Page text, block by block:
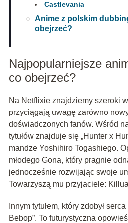
Castlevania
Anime z polskim
obejrzeć?
Najpopularniejsze
co obejrzeć?
Na Netflixie znajdziemy szeroki
przyciągają uwagę zarówno
doświadczonych fanów. Wśród
tytułów znajduje się „Hunter x
mandze Yoshihiro Togashiego.
młodego Gona, który pragnie
jednocześnie rozwijając swoje
Towarzyszą mu przyjaciele:
Innym tytułem, który zdobył
Bebop”. To futurystyczna